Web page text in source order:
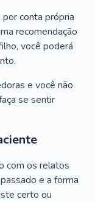
conta própria
recomendação
você poderá
e você não
se sentir
com os relatos
e a forma
certo ou